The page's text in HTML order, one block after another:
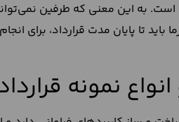
است. به این معنی که طرفین
باید تا پایان مدت قرارداد، برای
نمونه